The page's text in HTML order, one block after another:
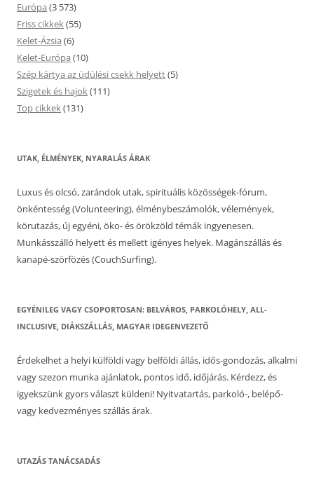
Európa (3 573)
Friss cikkek(55)
Kelet-Ázsia (6)
Kelet-Európa (10)
Szép kártya az üdülési csekk helyett(5)
Szigetek és hajok(111)
Top cikkek(131)
UTAK, ÉLMÉNYEK, NYARALÁS ÁRAK
Luxus és olcsó, zarándok utak, spirituális közösségek-fórum,
önkéntesség (Volunteering), élménybeszámolók, vélemények,
körutazás, új egyéni, öko- és örökzöld témák ingyenesen.
Munkásszálló helyett és mellett igényes helyek. Magánszállás és
kanapé-szörfözés (CouchSurfing).
EGYÉNILEG VAGY CSOPORTOSAN: BELVÁROS, PARKOLÓHELY, ALL-
INCLUSIVE, DIÁKSZÁLLÁS, MAGYAR IDEGENVEZETŐ
Érdekelhet a helyi külföldi vagy belföldi állás, idős-gondozás, alkalmi
vagy szezon munka ajánlatok, pontos idő, időjárás. Kérdezz, és
igyekszünk gyors választ küldeni! Nyitvatartás, parkoló-, belépő-
vagy kedvezményes szállás árak.
UTAZÁS TANÁCSADÁS